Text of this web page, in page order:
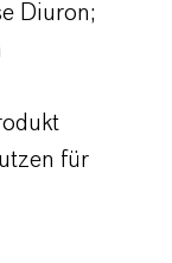
Diuron;
für